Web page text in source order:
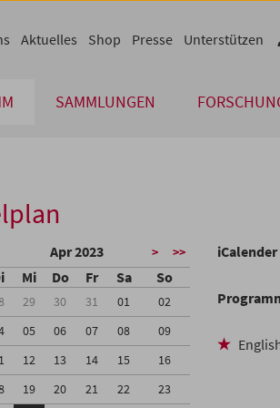
SAMMLUNGEN
Aktuelles Shop Presse Unterstützen
Apr 2023 > >>
Mi Do Fr Sa So
29 30 31 01
02
05 06 07 08
09
12 13 14 15
16
19 20 21 22
23
iCalender